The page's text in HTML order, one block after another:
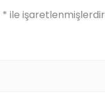
* ile işaretlenmişlerdir